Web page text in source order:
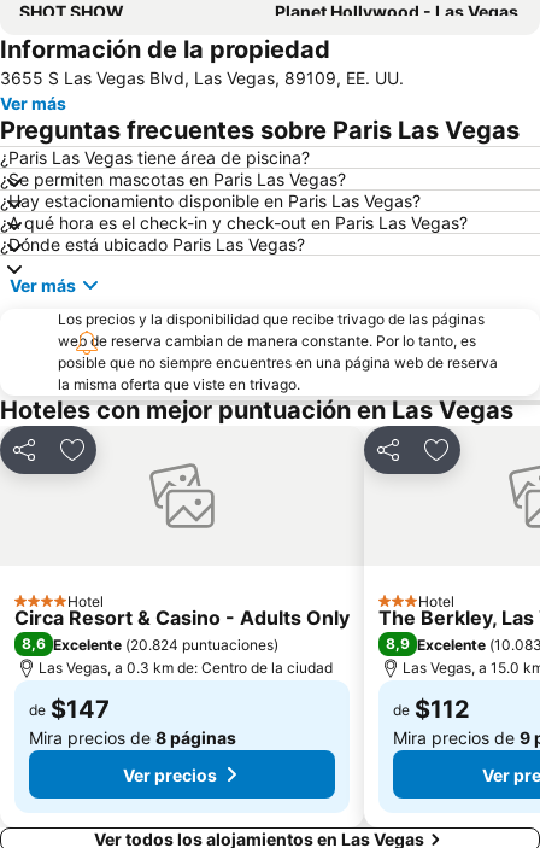
SHOT SHOW
Planet Hollywood - Las Vegas
Hard Rock Café Las Vegas Strip
Hotel Treasure Island
South Point Showroom
Fuentes del Bellagio
Las Vegas North Premium Outlets
Información de la propiedad
3655 S Las Vegas Blvd, Las Vegas, 89109, EE. UU.
Ver más
Preguntas frecuentes sobre Paris Las Vegas
¿Paris Las Vegas tiene área de piscina?
¿Se permiten mascotas en Paris Las Vegas?
¿Hay estacionamiento disponible en Paris Las Vegas?
¿A qué hora es el check-in y check-out en Paris Las Vegas?
¿Dónde está ubicado Paris Las Vegas?
Ver más
Los precios y la disponibilidad que recibe trivago de las páginas
web de reserva cambian de manera constante. Por lo tanto, es
posible que no siempre encuentres en una página web de reserva
la misma oferta que viste en trivago.
Hoteles con mejor puntuación en Las Vegas
CompartirAgregar a favoritos
4 Estrellas
Hotel
Circa Resort & Casino - Adults Only
8,6 Excelente (20.824 puntuaciones)
Las Vegas, a 0.3 km de: Centro de la ciudad
de $147
Mira precios de 8 páginas
Ver precios
CompartirAgregar a
3 Estrellas
Hotel
The Berkley, Las
8,9 Excelente (
Las Vegas, a 15.0
de $112
Mira precios de 9
Ver
Ver todos los alojamientos en Las Vegas